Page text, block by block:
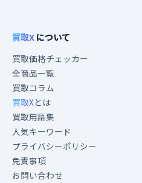
買取Xについて
買取価格チェッカー
全商品一覧
買取コラム
買取Xとは
買取用語集
人気キーワード
プライバシーポリシー
免責事項
お問い合わせ